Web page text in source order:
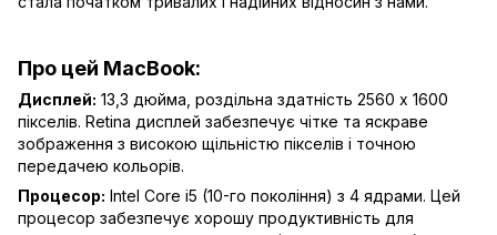
Про цей MacBook:
Дисплей: 13,3 дюйма, роздільна здатність 2560 x 1600
пікселів. Retina дисплей забезпечує чітке та яскраве
зображення з високою щільністю пікселів і точною
передачею кольорів.
Процесор: Intel Core i5 (10-го покоління) з 4 ядрами. Цей
процесор забезпечує хорошу продуктивність для